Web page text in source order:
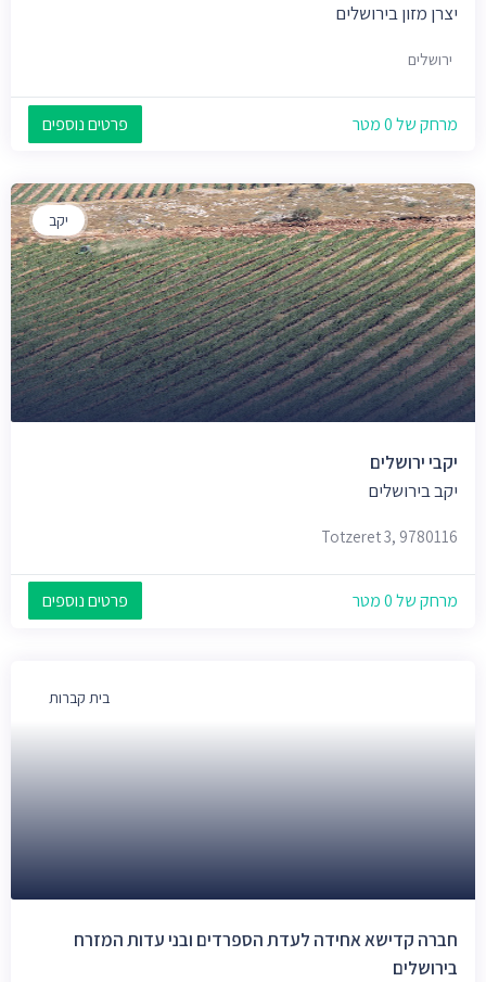
יצרן מזון בירושלים
ירושלים
מרחק של 0 מטר פרטים נוספים
יקב
יקבי ירושלים
יקב בירושלים
Totzeret 3, 9780116
מרחק של 0 מטר פרטים נוספים
בית קברות
חברה קדישא אחידה לעדת הספרדים ובני עדות המזרח
בירושלים